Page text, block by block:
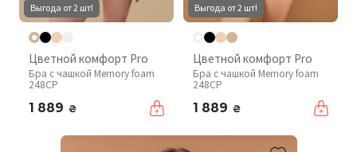
Выгода от 2 шт!
Цветной комфорт Pro
Бра с чашкой Memory foam
248CP
1 889 ₴
Выгода от 2 шт!
Цветной комфорт Pro
Бра с чашкой Memory foam
248CP
1 889 ₴